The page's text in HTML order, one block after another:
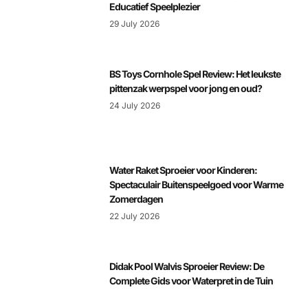
Educatief Speelplezier
29 July 2026
BS Toys Cornhole Spel Review: Het leukste
pittenzak werpspel voor jong en oud?
24 July 2026
Water Raket Sproeier voor Kinderen:
Spectaculair Buitenspeelgoed voor Warme
Zomerdagen
22 July 2026
Didak Pool Walvis Sproeier Review: De
Complete Gids voor Waterpret in de Tuin